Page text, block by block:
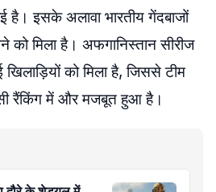
है। इसके अलावा भारतीय गेंदबाजों
को मिला है। अफगानिस्तान सीरीज
को मिला है, जिससे टीम
रैंकिंग में और मजबूत हुआ है।